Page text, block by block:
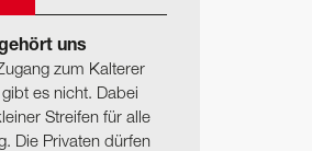
uns
zum Kalterer
es nicht. Dabei
Streifen für alle
Die Privaten dürfen